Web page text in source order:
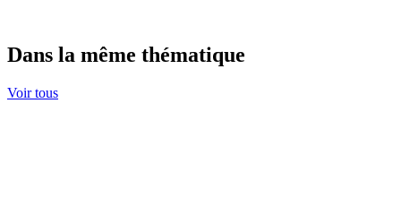
Dans la même thématique
Voir tous